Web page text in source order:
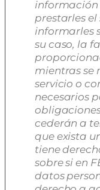
información
prestarles
informarles
su caso, la
mientras se
servicio o
necesarios
cederán a
que exista
tiene
sobre si en
datos